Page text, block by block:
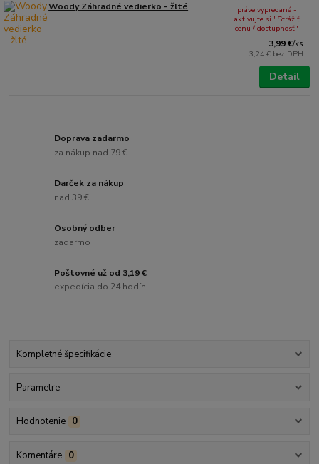
Woody Záhradné vedierko - žlté
3,99 €/ks
3,24 € bez DPH
práve vypredané -
aktivujte si "Strážiť
cenu / dostupnosť"
Detail
Doprava zadarmo
za nákup nad 79 €
Darček za nákup
nad 39 €
Osobný odber
zadarmo
Poštovné už od 3,19 €
expedícia do 24 hodín
Kompletné špecifikácie
Parametre
Hodnotenie 0
Komentáre 0